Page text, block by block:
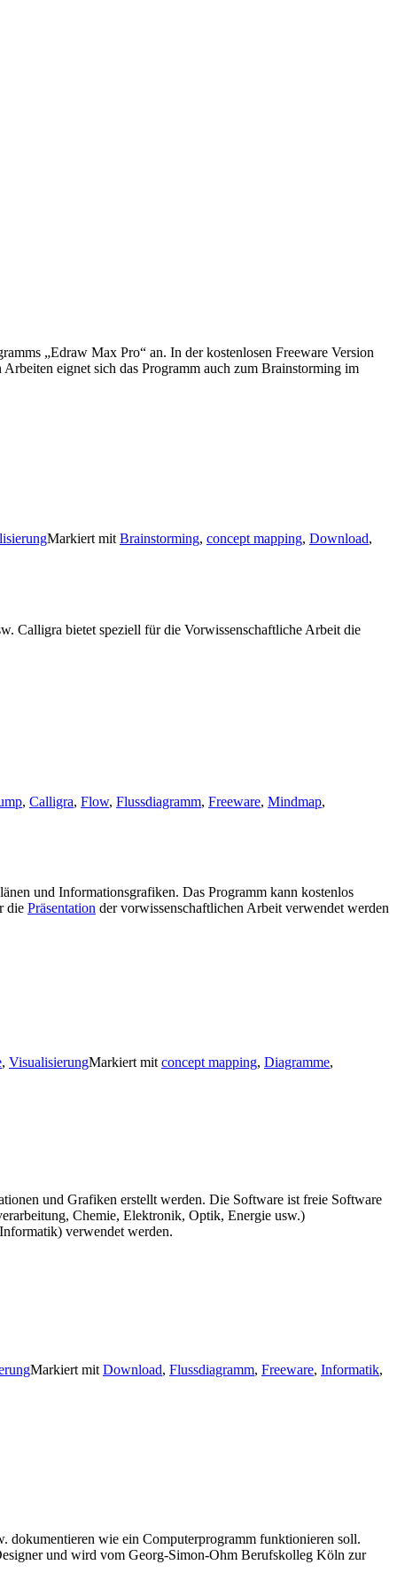
„Edraw Max Pro“ an. In der kostenlosen Freeware Version
eignet sich das Programm auch zum Brainstorming im
Markiert mit Brainstorming, concept mapping, Download,
Calligra bietet speziell für die Vorwissenschaftliche Arbeit die
, Calligra, Flow, Flussdiagramm, Freeware, Mindmap,
und Informationsgrafiken. Das Programm kann kostenlos
die Präsentation der vorwissenschaftlichen Arbeit verwendet werden
, VisualisierungMarkiert mitconcept mapping, Diagramme,
und Grafiken erstellt werden. Die Software ist freie Software
Chemie, Elektronik, Optik, Energie usw.)
verwendet werden.
Markiert mit Download, Flussdiagramm, Freeware, Informatik,
dokumentieren wie ein Computerprogramm funktionieren soll.
und wird vom Georg-Simon-Ohm Berufskolleg Köln zur